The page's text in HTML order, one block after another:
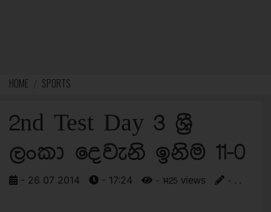
HOME SPORTS
2nd Test Day 3 ශ්‍රී
ලංකා දෙවැනි ඉනිම 11-0
- 26 07 2014 - 17:24 - 1425 views - . .